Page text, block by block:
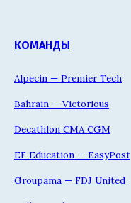
КОМАНДЫ
Alpecin — Premier Tech
Bahrain — Victorious
Decathlon CMA CGM
EF Education — EasyPost
Groupama — FDJ United